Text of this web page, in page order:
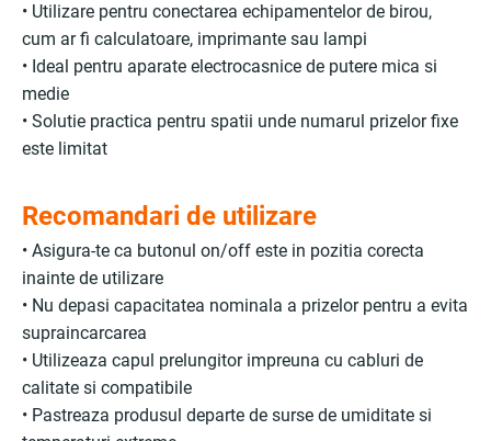
• Utilizare pentru conectarea echipamentelor de birou,
cum ar fi calculatoare, imprimante sau lampi
• Ideal pentru aparate electrocasnice de putere mica si
medie
• Solutie practica pentru spatii unde numarul prizelor fixe
este limitat
Recomandari de utilizare
• Asigura-te ca butonul on/off este in pozitia corecta
inainte de utilizare
• Nu depasi capacitatea nominala a prizelor pentru a evita
supraincarcarea
• Utilizeaza capul prelungitor impreuna cu cabluri de
calitate si compatibile
• Pastreaza produsul departe de surse de umiditate si